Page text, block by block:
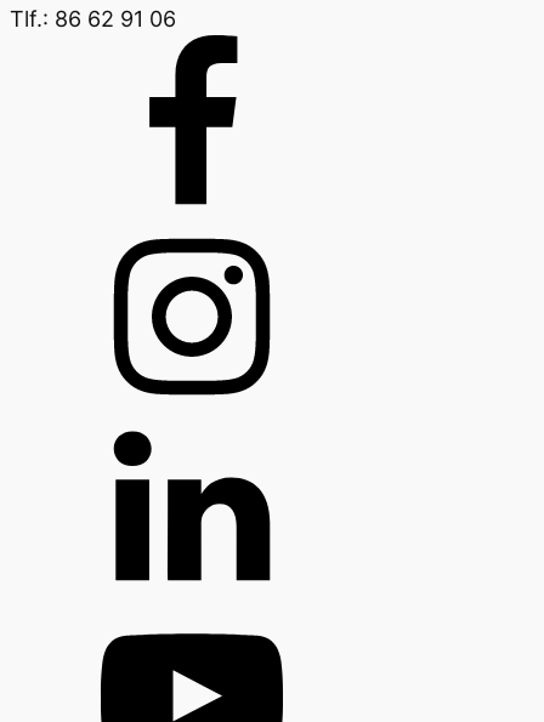
Tlf.: 86 62 91 06